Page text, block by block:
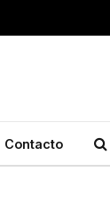
Contacto